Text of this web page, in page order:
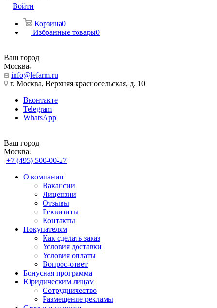
Войти
Корзина0
Избранные товары0
Ваш город
Москва
info@lefarm.ru
г. Москва, Верхняя красносельская, д. 10
Вконтакте
Telegram
WhatsApp
Ваш город
Москва
+7 (495) 500-00-27
О компании
Вакансии
Лицензии
Отзывы
Реквизиты
Контакты
Покупателям
Как сделать заказ
Условия доставки
Условия оплаты
Вопрос-ответ
Бонусная программа
Юридическим лицам
Сотрудничество
Размещение рекламы